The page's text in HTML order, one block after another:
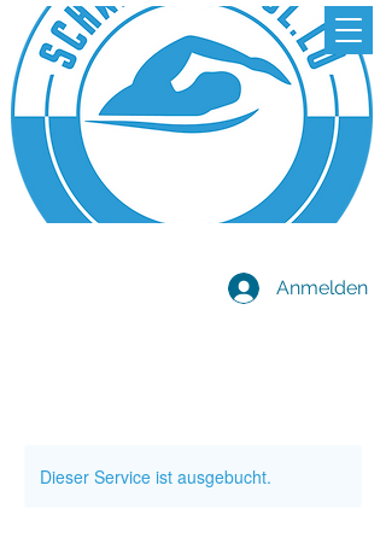
Anmelden
Dieser Service ist ausgebucht.